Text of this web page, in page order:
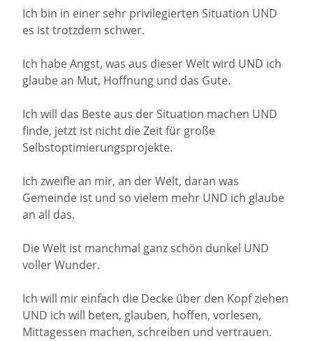
Ich bin in einer sehr privilegierten Situation UND
es ist trotzdem schwer.
Ich habe Angst, was aus dieser Welt wird UND ich
glaube an Mut, Hoffnung und das Gute.
Ich will das Beste aus der Situation machen UND
finde, jetzt ist nicht die Zeit für große
Selbstoptimierungsprojekte.
Ich zweifle an mir, an der Welt, daran was
Gemeinde ist und so vielem mehr UND ich glaube
an all das.
Die Welt ist manchmal ganz schön dunkel UND
voller Wunder.
Ich will mir einfach die Decke über den Kopf ziehen
UND ich will beten, glauben, hoffen, vorlesen,
Mittagessen machen, schreiben und vertrauen.